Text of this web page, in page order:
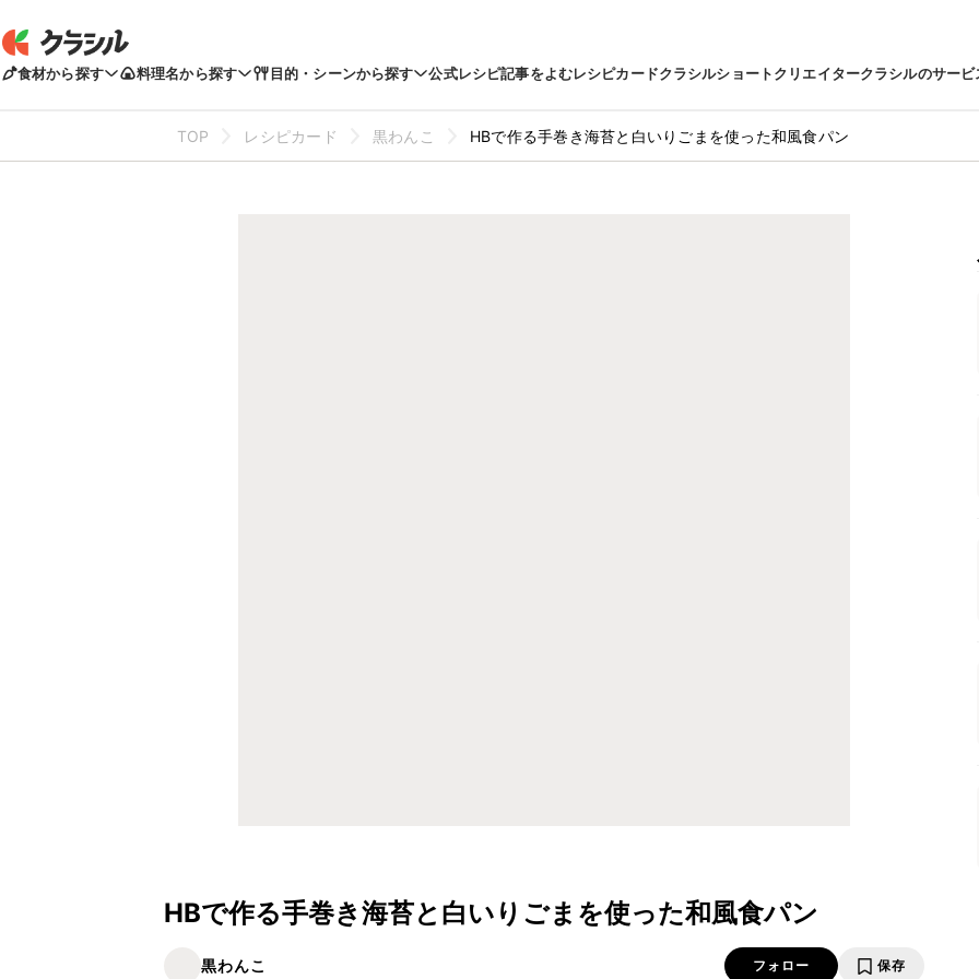
食材から探す 料理名から探す 目的・シーンから探す 公式レシピ記事をよむレシピカードクラシルショートクリエイタークラシルのサービ
TOP レシピカード 黒わんこ HBで作る手巻き海苔と白いりごまを使った和風食パン
HBで作る手巻き海苔と白いりごまを使った和風食パン
黒わんこ フォロー 保存